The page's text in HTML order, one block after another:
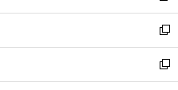
開
く
ウ
で
開
く
ン
ド
ウ
で
開
ウ
ィ
ン
ド
ウ
し
い
ウ
ィ
ン
新
し
い
ウ
新
し